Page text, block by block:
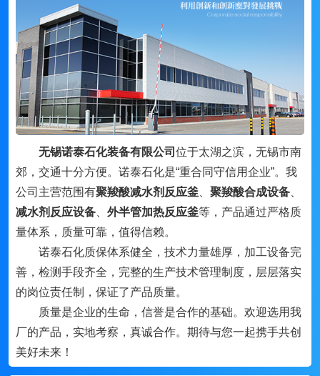
无锡诺泰石化装备有限公司 位于太湖之滨，无锡市南
郊，交通十分方便。诺泰石化是“重合同守信用企业”。我
公司主营范围有聚羧酸减水剂反应釜、 聚羧酸合成设备、
减水剂反应设备、 外半管加热反应釜等，产品通过严格质
量体系，质量可靠，值得信赖。
诺泰石化质保体系健全，技术力量雄厚，加工设备完
善，检测手段齐全，完整的生产技术管理制度，层层落实
的岗位责任制，保证了产品质量。
质量是企业的生命，信誉是合作的基础。欢迎选用我
厂的产品，实地考察，真诚合作。期待与您一起携手共创
美好未来！